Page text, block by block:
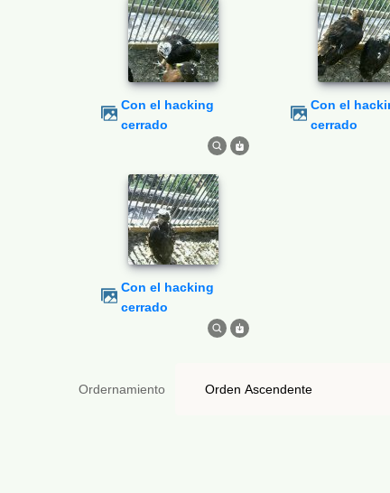
Con el hacking
cerrado
Con el hacking
cerrado
Con el hacking
cerrado
Ordernamiento